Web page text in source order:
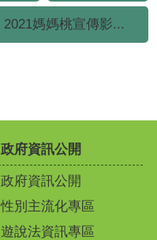
2021媽媽桃宣傳影...
政府資訊公開
政府資訊公開
性別主流化專區
遊說法資訊專區